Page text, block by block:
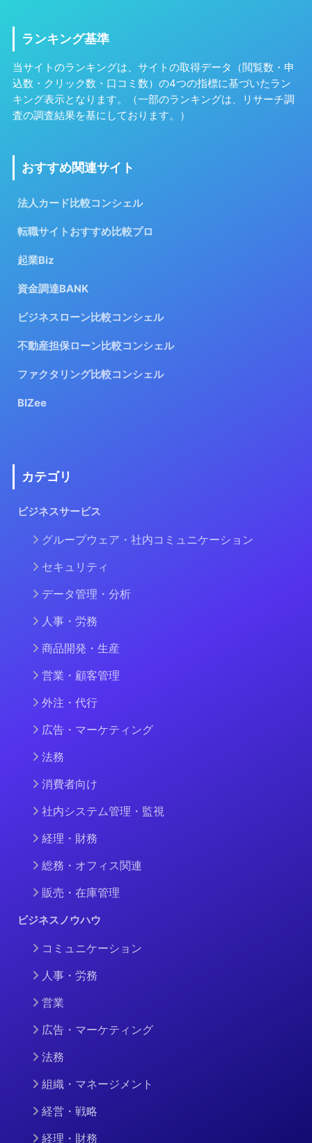
ランキング基準
当サイトのランキングは、サイトの取得データ（閲覧数・申
込数・クリック数・口コミ数）の4つの指標に基づいたラン
キング表示となります。（一部のランキングは、リサーチ調
査の調査結果を基にしております。）
おすすめ関連サイト
法人カード比較コンシェル
転職サイトおすすめ比較プロ
起業Biz
資金調達BANK
ビジネスローン比較コンシェル
不動産担保ローン比較コンシェル
ファクタリング比較コンシェル
BIZee
カテゴリ
ビジネスサービス
グループウェア・社内コミュニケーション
セキュリティ
データ管理・分析
人事・労務
商品開発・生産
営業・顧客管理
外注・代行
広告・マーケティング
法務
消費者向け
社内システム管理・監視
経理・財務
総務・オフィス関連
販売・在庫管理
ビジネスノウハウ
コミュニケーション
人事・労務
営業
広告・マーケティング
法務
組織・マネージメント
経営・戦略
経理・財務